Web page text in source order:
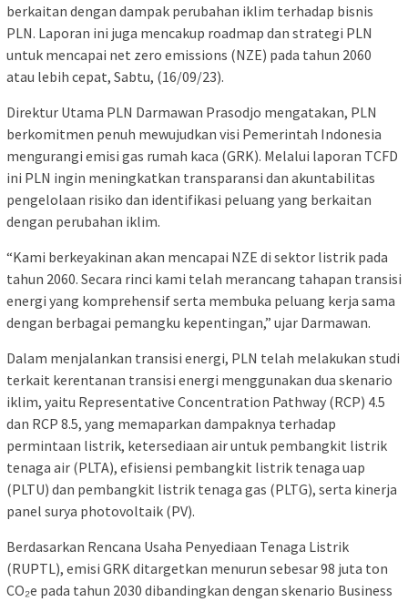
berkaitan dengan dampak perubahan iklim terhadap bisnis
PLN. Laporan ini juga mencakup roadmap dan strategi PLN
untuk mencapai net zero emissions (NZE) pada tahun 2060
atau lebih cepat, Sabtu, (16/09/23).
Direktur Utama PLN Darmawan Prasodjo mengatakan, PLN
berkomitmen penuh mewujudkan visi Pemerintah Indonesia
mengurangi emisi gas rumah kaca (GRK). Melalui laporan TCFD
ini PLN ingin meningkatkan transparansi dan akuntabilitas
pengelolaan risiko dan identifikasi peluang yang berkaitan
dengan perubahan iklim.
“Kami berkeyakinan akan mencapai NZE di sektor listrik pada
tahun 2060. Secara rinci kami telah merancang tahapan transisi
energi yang komprehensif serta membuka peluang kerja sama
dengan berbagai pemangku kepentingan,” ujar Darmawan.
Dalam menjalankan transisi energi, PLN telah melakukan studi
terkait kerentanan transisi energi menggunakan dua skenario
iklim, yaitu Representative Concentration Pathway (RCP) 4.5
dan RCP 8.5, yang memaparkan dampaknya terhadap
permintaan listrik, ketersediaan air untuk pembangkit listrik
tenaga air (PLTA), efisiensi pembangkit listrik tenaga uap
(PLTU) dan pembangkit listrik tenaga gas (PLTG), serta kinerja
panel surya photovoltaik (PV).
Berdasarkan Rencana Usaha Penyediaan Tenaga Listrik
(RUPTL), emisi GRK ditargetkan menurun sebesar 98 juta ton
CO₂e pada tahun 2030 dibandingkan dengan skenario Business